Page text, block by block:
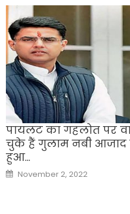
पायलट का गहलोत पर
चुके हैं गुलाम नबी आजाद
हुआ…
Posted
on
November 2, 2022